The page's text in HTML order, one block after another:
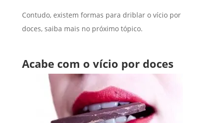
Contudo, existem formas para driblar o vício por
doces, saiba mais no próximo tópico.
Acabe com o vício por doces